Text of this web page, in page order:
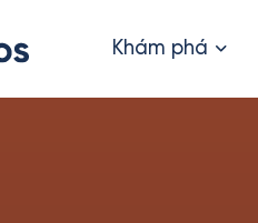
Khám phá